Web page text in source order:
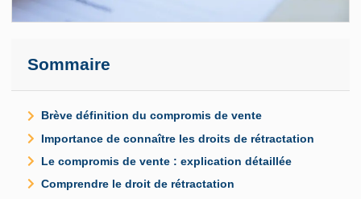
Sommaire
Brève définition du compromis de vente
Importance de connaître les droits de rétractation
Le compromis de vente : explication détaillée
Comprendre le droit de rétractation